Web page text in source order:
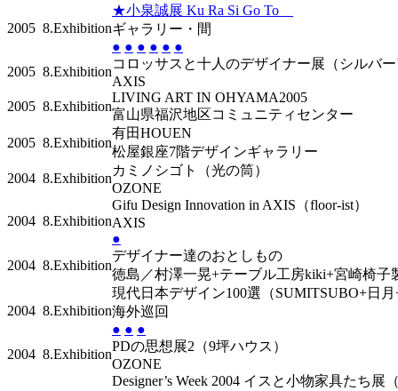
2005 8.Exhibition
★小泉誠展 Ku Ra Si Go To
ギャラリー・間
● ● ● ● ● ●
2005 8.Exhibition
コロッサスと十人のデザイナー展（シルバ
AXIS
2005 8.Exhibition
LIVING ART IN OHYAMA2005
富山県福沢地区コミュニティセンター
2005 8.Exhibition
有田HOUEN
松屋銀座7階デザインギャラリー
2004 8.Exhibition
カミノシゴト（光の筒）
OZONE
2004 8.Exhibition
Gifu Design Innovation in AXIS（floor-ist）
AXIS
●
2004 8.Exhibition
デザイナー達のおとしもの
徳島／村澤一晃+テーブル工房kiki+宮崎椅子
2004 8.Exhibition
現代日本デザイン100選（SUMITSUBO+日
海外巡回
● ● ●
2004 8.Exhibition
PDの思想展2（9坪ハウス）
OZONE
Designer’s Week 2004 イスと小物家具たち